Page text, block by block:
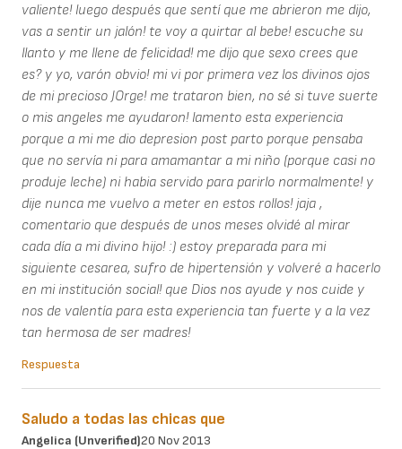
valiente! luego después que sentí que me abrieron me dijo,
vas a sentir un jalón! te voy a quirtar al bebe! escuche su
llanto y me llene de felicidad! me dijo que sexo crees que
es? y yo, varón obvio! mi vi por primera vez los divinos ojos
de mi precioso JOrge! me trataron bien, no sé si tuve suerte
o mis angeles me ayudaron! lamento esta experiencia
porque a mi me dio depresion post parto porque pensaba
que no servía ni para amamantar a mi niño (porque casi no
produje leche) ni habia servido para parirlo normalmente! y
dije nunca me vuelvo a meter en estos rollos! jaja ,
comentario que después de unos meses olvidé al mirar
cada día a mi divino hijo! :) estoy preparada para mi
siguiente cesarea, sufro de hipertensión y volveré a hacerlo
en mi institución social! que Dios nos ayude y nos cuide y
nos de valentía para esta experiencia tan fuerte y a la vez
tan hermosa de ser madres!
Respuesta
Saludo a todas las chicas que
Angelica (unverified)20 Nov 2013